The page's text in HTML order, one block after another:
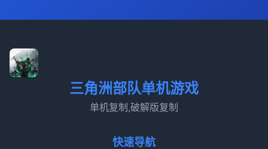
三角洲部队单机游戏
单机复制,破解版复制
快速导航